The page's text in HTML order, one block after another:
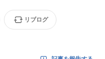
リブログ